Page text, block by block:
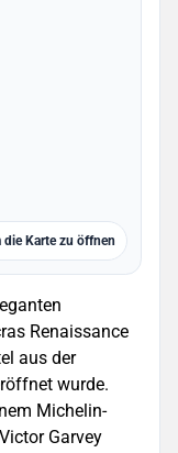
die Karte zu öffnen
Renaissance
aus der
wurde.
Michelin-
Garvey